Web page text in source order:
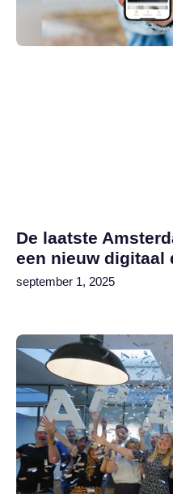
De laatste
een nieuw digitaal
september 1, 2025